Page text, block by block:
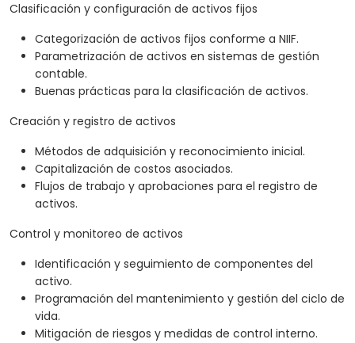
Clasificación y configuración de activos fijos
Categorización de activos fijos conforme a NIIF.
Parametrización de activos en sistemas de gestión
contable.
Buenas prácticas para la clasificación de activos.
Creación y registro de activos
Métodos de adquisición y reconocimiento inicial.
Capitalización de costos asociados.
Flujos de trabajo y aprobaciones para el registro de
activos.
Control y monitoreo de activos
Identificación y seguimiento de componentes del
activo.
Programación del mantenimiento y gestión del ciclo de
vida.
Mitigación de riesgos y medidas de control interno.